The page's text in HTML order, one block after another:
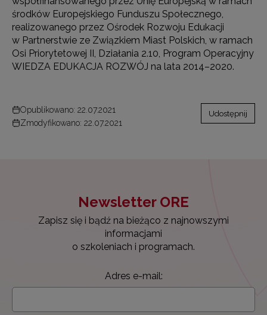
środków Europejskiego Funduszu Społecznego,
realizowanego przez Ośrodek Rozwoju Edukacji
w Partnerstwie ze Związkiem Miast Polskich, w ramach
Osi Priorytetowej II, Działania 2.10, Program Operacyjny
WIEDZA EDUKACJA ROZWÓJ na lata 2014–2020.
Opublikowano: 22.07.2021
Zmodyfikowano: 22.07.2021
Udostępnij
Newsletter ORE
Zapisz się i bądź na bieżąco z najnowszymi
informacjami
o szkoleniach i programach.
Adres e-mail: